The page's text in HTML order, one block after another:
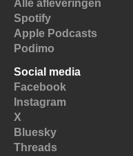
Alle afleveringen
Spotify
Apple Podcasts
Podimo
Social media
Facebook
Instagram
X
Bluesky
Threads